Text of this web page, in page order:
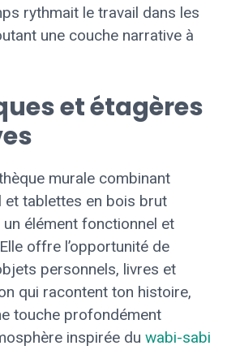
rythmait le travail dans les
une couche narrative à
et étagères
murale combinant
et tablettes en bois brut
élément fonctionnel et
offre l’opportunité de
personnels, livres et
qui racontent ton histoire,
touche profondément
inspirée du wabi-sabi